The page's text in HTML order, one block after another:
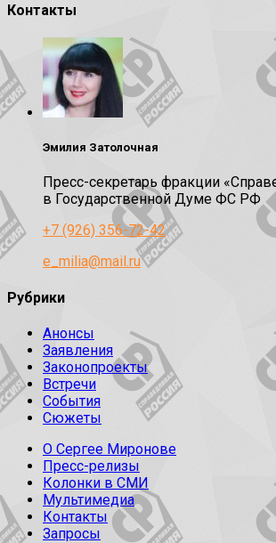
Контакты
Эмилия Затолочная
Пресс-секретарь фракции
в Государственной Думе ФС РФ
+7 (926) 356-72-42
e_milia@mail.ru
Рубрики
Анонсы
Заявления
Законопроекты
Встречи
События
Сюжеты
О Сергее Миронове
Пресс-релизы
Колонки в СМИ
Мультимедиа
Контакты
Запросы